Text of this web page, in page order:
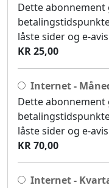
Dette
låste sider og e-
KR 25,00
Internet -
Dette
låste sider og e-
KR 70,00
Internet -